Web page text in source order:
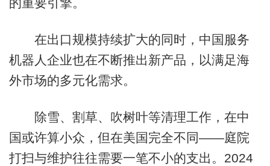
在出口规模持续扩大的同时，中国服务
机器人企业也在不断推出新产品，以满足海
外市场的多元化需求。
除雪、割草、吹树叶等清理工作，在中
国或许算小众，但在美国完全不同——庭院
打扫与维护往往需要一笔不小的支出。2024